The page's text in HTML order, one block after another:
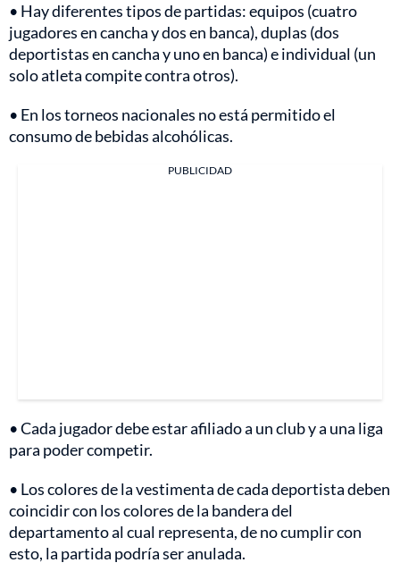
• Hay diferentes tipos de partidas: equipos (cuatro
jugadores en cancha y dos en banca), duplas (dos
deportistas en cancha y uno en banca) e individual (un
solo atleta compite contra otros).
• En los torneos nacionales no está permitido el
consumo de bebidas alcohólicas.
PUBLICIDAD
• Cada jugador debe estar afiliado a un club y a una liga
para poder competir.
• Los colores de la vestimenta de cada deportista deben
coincidir con los colores de la bandera del
departamento al cual representa, de no cumplir con
esto, la partida podría ser anulada.